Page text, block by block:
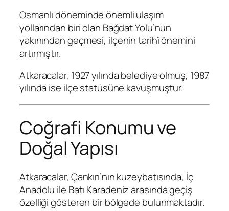
Osmanlı döneminde önemli ulaşım
yollarından biri olan Bağdat Yolu’nun
yakınından geçmesi, ilçenin tarihî önemini
artırmıştır.
Atkaracalar, 1927 yılında belediye olmuş, 1987
yılında ise ilçe statüsüne kavuşmuştur.
Coğrafi Konumu ve
Doğal Yapısı
Atkaracalar, Çankırı’nın kuzeybatısında, İç
Anadolu ile Batı Karadeniz arasında geçiş
özelliği gösteren bir bölgede bulunmaktadır.